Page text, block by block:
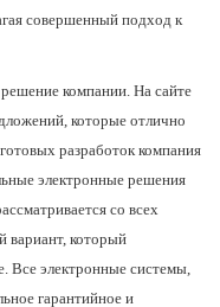
совершенный подход к
компании. На сайте
которые отлично
разработок компания
электронные решения
со всех
вариант, который
Все электронные системы,
гарантийное и